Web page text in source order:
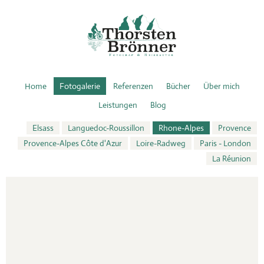
Home Fotogalerie Referenzen Bücher
Über mich
Leistungen
Blog
Elsass Languedoc-Roussillon Rhone-Alpes
Provence
Provence-Alpes Côte d'Azur
Loire-Radweg
Paris - London
La Réunion